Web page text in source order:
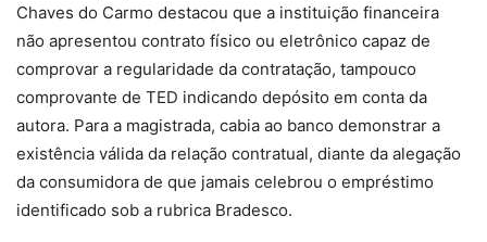
Chaves do Carmo destacou que a instituição financeira
não apresentou contrato físico ou eletrônico capaz de
comprovar a regularidade da contratação, tampouco
comprovante de TED indicando depósito em conta da
autora. Para a magistrada, cabia ao banco demonstrar a
existência válida da relação contratual, diante da alegação
da consumidora de que jamais celebrou o empréstimo
identificado sob a rubrica Bradesco.